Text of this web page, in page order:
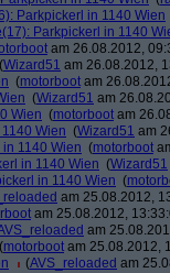
Parkpickerl in 1140 Wien
Parkpickerl in 1140
am 26.08.2012,
(Wizard51 am 26.08.2012,
(motorboot am
(Wizard51 am
Wien (motorboot am
Wien (Wizard51 am
1140 Wien (motorboot
in 1140 Wien (Wizard51
in 1140 Wien (
am 25.08.2012,
am 25.08.2012,
am
(motorboot am 25.08.2012,
(AVS_reloaded am